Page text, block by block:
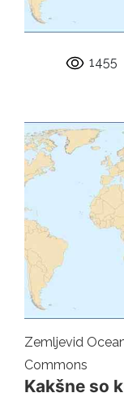
1455
Zemljevid
Commons
Kakšne so